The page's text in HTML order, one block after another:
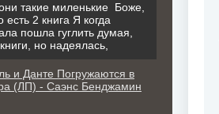
такие миленькие Боже,
есть 2 книга Я когда
пошла гуглить думая,
но надеялась,
и Данте Погружаются в
(ЛП) - Саэнс Бенджамин